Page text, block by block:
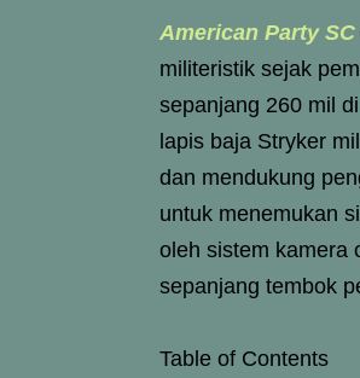
American Party SC
militeristik sejak
sepanjang 260 mil
lapis baja Stryker
dan mendukung
untuk menemukan
oleh sistem kamera
sepanjang tembok
Table of Contents